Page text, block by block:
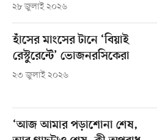
২৮ জুলাই ২০২৬
হাঁসের মাংসের টানে ‘বিয়াই
রেস্টুরেন্টে’ ভোজনরসিকেরা
২৩ জুলাই ২০২৬
‘আজ আমার পড়াশোনা শেষ,